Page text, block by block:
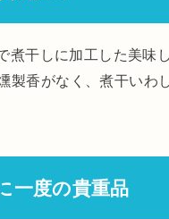
煮干しに加工した美味
香がなく、煮干いわ
一度の貴重品